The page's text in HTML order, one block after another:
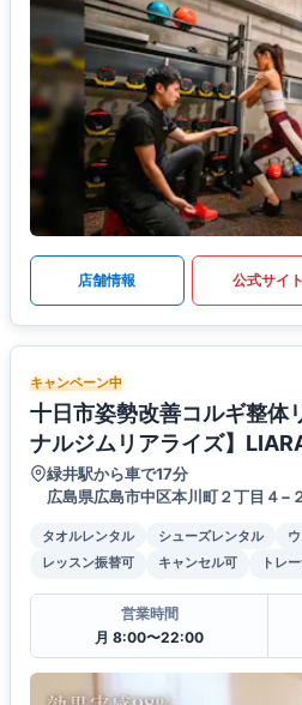
店舗情報 公式サイト
キャンペーン中
十日市姿勢改善コルギ整体
ナルジムリアライズ】
緑井駅から車で17分
広島県広島市中区本川町２丁目４−
タオルレンタル シューズレンタル
レッスン振替可
キャンセル可 トレ
営業時間
月 8:00〜22:00